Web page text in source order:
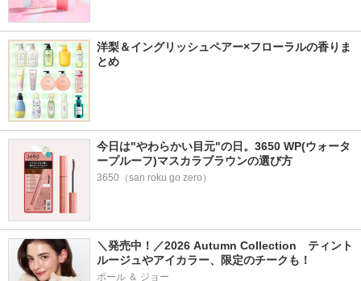
洋梨＆イングリッシュペアー×フローラルの香りま
とめ
今日は"やわらかい目元"の日。3650 WP(ウォータ
ープルーフ)マスカラブラウンの選び方
3650（san roku go zero）
＼発売中！／2026 Autumn Collection　ティント
ルージュやアイカラー、限定のチークも！
ポール ＆ ジョー